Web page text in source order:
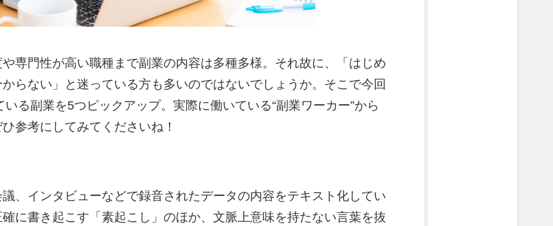
専門性が高い職種まで副業の内容は多種多様。それ故に、「はじめ
らない」と迷っている方も多いのではないでしょうか。そこで今回
る副業を5つピックアップ。実際に働いている“副業ワーカー”から
参考にしてみてくださいね！
、インタビューなどで録音されたデータの内容をテキスト化してい
に書き起こす「素起こし」のほか、文脈上意味を持たない言葉を抜